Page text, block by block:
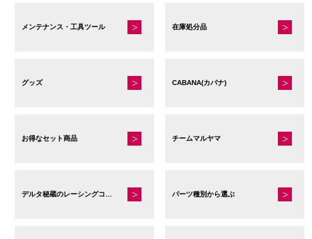
メンテナンス・工具ツール 在庫処分品
グッズ CABANA(カバナ)
お得なセット商品 チームマルヤマ
パーツ種別から選ぶ